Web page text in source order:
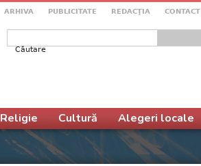
ARHIVA PUBLICITATE REDACŢIA CONTACT
Formular de căutare
Religie Cultură Alegeri locale